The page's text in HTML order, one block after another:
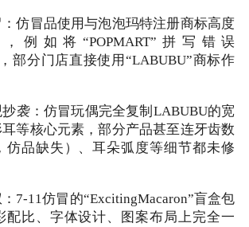
冒品使用与泡泡玛特注册商标高度
例如将“POPMART”拼写错误
部分门店直接使用“LABUBU”商标作
：仿冒玩偶完全复制LABUBU的宽
等核心元素，部分产品甚至连牙齿数
仿品缺失）、耳朵弧度等细节都未修
11仿冒的“ExcitingMacaron”盲盒包
配比、字体设计、图案布局上完全一